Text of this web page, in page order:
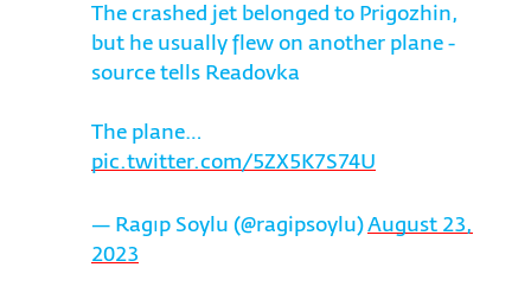
The crashed jet belonged to Prigozhin,
but he usually flew on another plane -
source tells Readovka
The plane…
pic.twitter.com/5ZX5K7S74U
— Ragıp Soylu (@ragipsoylu)August 23,
2023